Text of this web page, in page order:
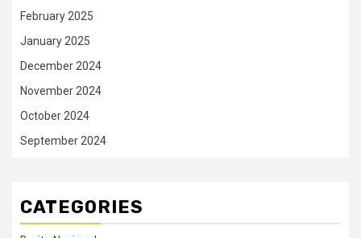
February 2025
January 2025
December 2024
November 2024
October 2024
September 2024
CATEGORIES